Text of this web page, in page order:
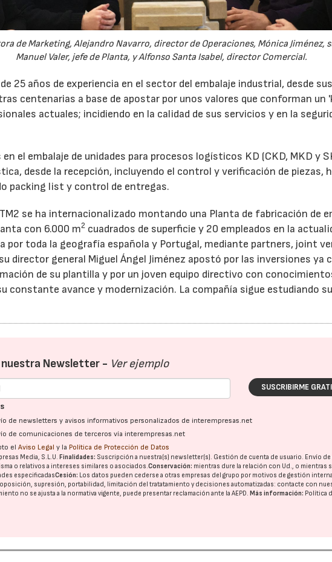
de Marketing, Alejandro Navarro, director de Operaciones, Mónica Jiménez,
Manuel Valer, jefe de Planta, y Alfonso Santa Isabel, director Comercial.
25 años de experiencia en el sector del embalaje industrial, desde
centenarias a base de apostar por unos valores que conforman un
actuales; incidiendo en la calidad de sus servicios y en la
el embalaje de unidades para procesos logísticos KD (CKD, MKD y
desde la recepción, incluyendo el control y verificación de piezas,
packing list y control de entregas.
se ha internacionalizado montando una Planta de fabricación de
con 6.000 m2 cuadrados de superficie y 20 empleados en la
por toda la geografía española y Portugal, mediante partners, joint
director general Miguel Ángel Jiménez apostó por las inversiones ya
de su plantilla y por un joven equipo directivo con
constante avance y modernización. La compañía sigue estudiando
nuestra Newsletter - Ver ejemplo
SUSCRIBIRME
de newsletters y avisos informativos personalizados de interempresas.net
de comunicaciones de terceros vía interempresas.net
elAviso Legal y la Política de Protección de Datos
Media, S.L.U. Finalidades: Suscripción a nuestra(s) newsletter(s). Gestión de cuenta de usuario. Envío de
o relativos a intereses similares o asociados.Conservación: mientras dure la relación con Ud., o mientras
especificadasCesión: Los datos pueden cederse a otras empresas del grupo por motivos de gestión
supresión, portabilidad, limitación del tratatamiento y decisiones automatizadas: contacte con
no se ajusta a la normativa vigente, puede presentar reclamación ante laAEPD. Más información: Política